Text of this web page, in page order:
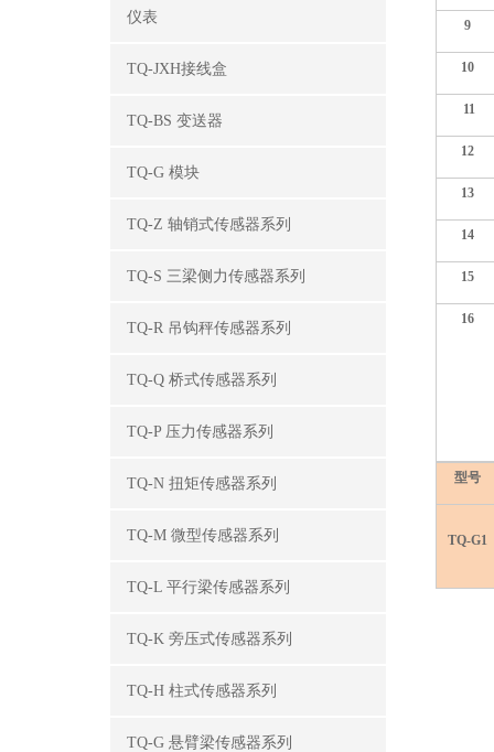
仪表
TQ-JXH接线盒
TQ-BS 变送器
TQ-G 模块
TQ-Z 轴销式传感器系列
TQ-S 三梁侧力传感器系列
TQ-R 吊钩秤传感器系列
TQ-Q 桥式传感器系列
TQ-P 压力传感器系列
TQ-N 扭矩传感器系列
TQ-M 微型传感器系列
TQ-L 平行梁传感器系列
TQ-K 旁压式传感器系列
TQ-H 柱式传感器系列
TQ-G 悬臂梁传感器系列
9
10
11
12
13
14
15
16
型号
TQ-G1